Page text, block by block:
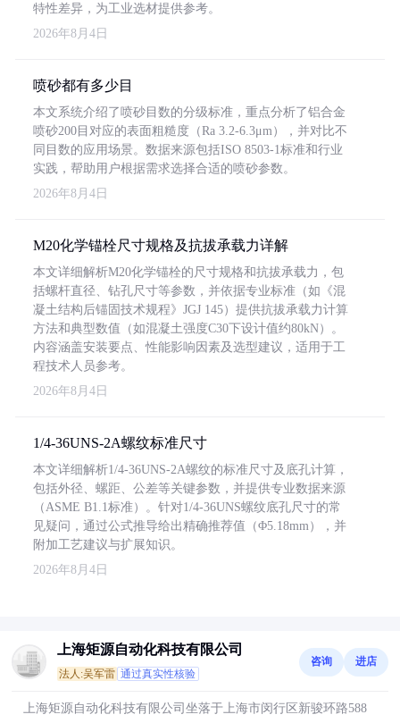
特性差异，为工业选材提供参考。
2026年8月4日
喷砂都有多少目
本文系统介绍了喷砂目数的分级标准，重点分析了铝合金
喷砂200目对应的表面粗糙度（Ra 3.2-6.3μm），并对比不
同目数的应用场景。数据来源包括ISO 8503-1标准和行业
实践，帮助用户根据需求选择合适的喷砂参数。
2026年8月4日
M20化学锚栓尺寸规格及抗拔承载力详解
本文详细解析M20化学锚栓的尺寸规格和抗拔承载力，包
括螺杆直径、钻孔尺寸等参数，并依据专业标准（如《混
凝土结构后锚固技术规程》JGJ 145）提供抗拔承载力计算
方法和典型数值（如混凝土强度C30下设计值约80kN）。
内容涵盖安装要点、性能影响因素及选型建议，适用于工
程技术人员参考。
2026年8月4日
1/4-36UNS-2A螺纹标准尺寸
本文详细解析1/4-36UNS-2A螺纹的标准尺寸及底孔计算，
包括外径、螺距、公差等关键参数，并提供专业数据来源
（ASME B1.1标准）。针对1/4-36UNS螺纹底孔尺寸的常
见疑问，通过公式推导给出精确推荐值（Φ5.18mm），并
附加工艺建议与扩展知识。
2026年8月4日
上海矩源自动化科技有限公司
法人:吴军雷 通过真实性核验
咨询 进店
上海矩源自动化科技有限公司坐落于上海市闵行区新骏环路588